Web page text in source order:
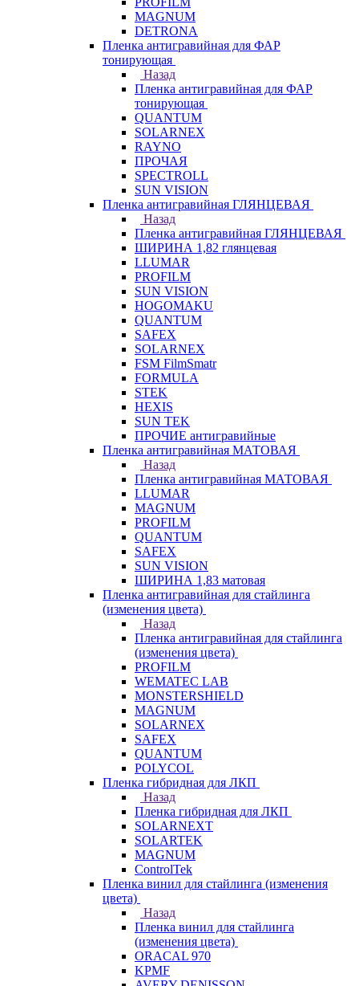
MAGNUM
DETRONA
Пленка антигравийная для ФАР
тонирующая
Назад
Пленка антигравийная для ФАР
тонирующая
QUANTUM
SOLARNEX
RAYNO
ПРОЧАЯ
SPECTROLL
SUN VISION
Пленка антигравийная ГЛЯНЦЕВАЯ
Назад
Пленка антигравийная ГЛЯНЦЕВАЯ
ШИРИНА 1,82 глянцевая
LLUMAR
PROFILM
SUN VISION
HOGOMAKU
QUANTUM
SAFEX
SOLARNEX
FSM FilmSmatr
FORMULA
STEK
HEXIS
SUN TEK
ПРОЧИЕ антигравийные
Пленка антигравийная МАТОВАЯ
Назад
Пленка антигравийная МАТОВАЯ
LLUMAR
MAGNUM
PROFILM
QUANTUM
SAFEX
SUN VISION
ШИРИНА 1,83 матовая
Пленка антигравийная для стайлинга
(изменения цвета)
Назад
Пленка антигравийная для стайлинга
(изменения цвета)
PROFILM
WEMATEC LAB
MONSTERSHIELD
MAGNUM
SOLARNEX
SAFEX
QUANTUM
POLYCOL
Пленка гибридная для ЛКП
Назад
Пленка гибридная для ЛКП
SOLARNEXT
SOLARTEK
MAGNUM
ControlTek
Пленка винил для стайлинга (изменения
цвета)
Назад
Пленка винил для стайлинга
(изменения цвета)
ORACAL 970
KPMF